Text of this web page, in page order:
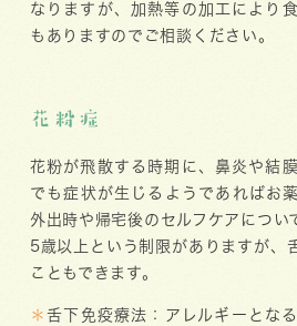
なりますが、加熱等の加工により
もありますのでご相談ください。
花粉症
花粉が飛散する時期に、鼻炎や結
でも症状が生じるようであればお
外出時や帰宅後のセルフケアについ
5歳以上という制限がありますが、
こともできます。
＊舌下免疫療法：アレルギーとな